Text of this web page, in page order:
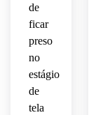
de
ficar
preso
no
estágio
de
tela